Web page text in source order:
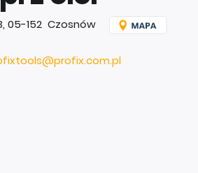
05-152 Czosnów